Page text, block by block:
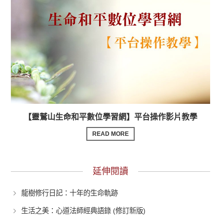
【靈鷲山生命和平數位學習網】平台操作影片教學
READ MORE
延伸閱讀
龍樹修行日記：十年的生命軌跡
生活之美：心道法師經典語錄 (修訂新版)